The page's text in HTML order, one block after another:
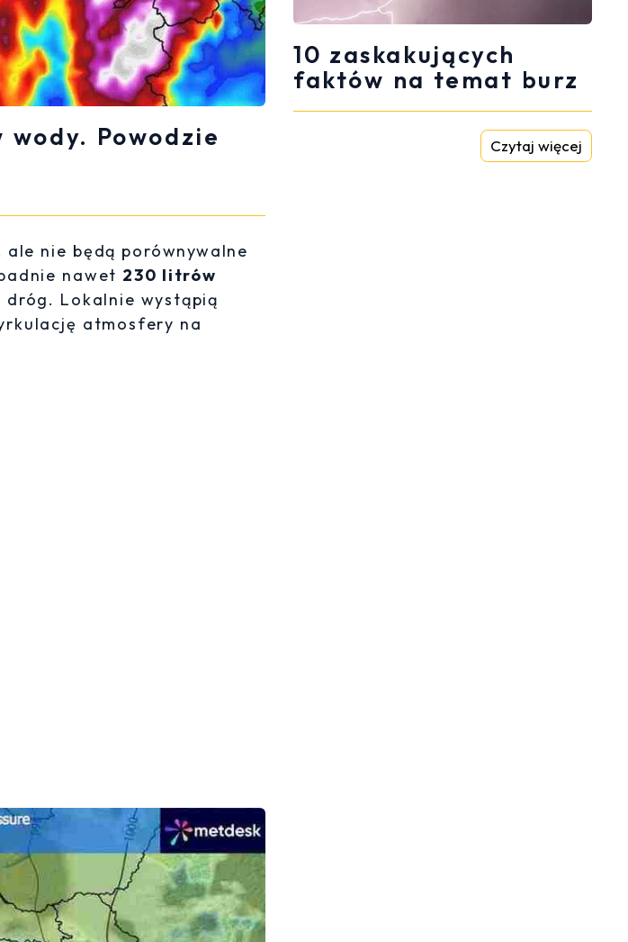
Powodzie
nie będą porównywalne
nawet 230 litrów
Lokalnie wystąpią
atmosfery na
10 zaskakujących
faktów na temat burz
Czytaj więcej